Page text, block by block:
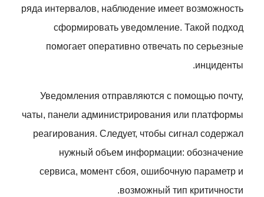
ряда интервалов, наблюдение имеет возможность
сформировать уведомление. Такой подход
помогает оперативно отвечать по серьезные
инциденты.
Уведомления отправляются с помощью почту,
чаты, панели администрирования или платформы
реагирования. Следует, чтобы сигнал содержал
нужный объем информации: обозначение
сервиса, момент сбоя, ошибочную параметр и
возможный тип критичности.